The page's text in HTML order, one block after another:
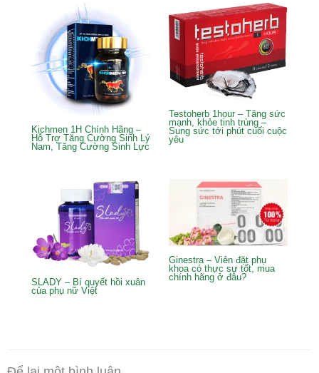
Kichmen 1H Chính Hãng –
Hỗ Trợ Tăng Cường Sinh Lý
Nam, Tăng Cường Sinh Lực
Testoherb 1hour – Tăng sức
mạnh, khỏe tinh trùng –
Sung sức tới phút cuối cuộc
yêu
SLADY – Bí quyết hồi xuân
của phụ nữ Việt
Ginestra – Viên đặt phụ
khoa có thực sự tốt, mua
chính hãng ở đâu?